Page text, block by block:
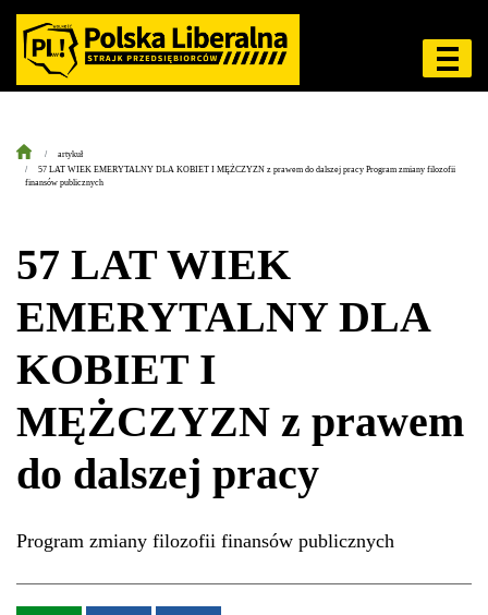
artykuł
57 LAT WIEK EMERYTALNY DLA KOBIET I MĘŻCZYZN z prawem do dalszej pracy Program zmiany filozofii
finansów publicznych
57 LAT WIEK
EMERYTALNY DLA
KOBIET I
MĘŻCZYZN z prawem
do dalszej pracy
Program zmiany filozofii finansów publicznych